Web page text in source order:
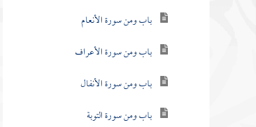
باب ومن سورة الأنعام
باب ومن سورة الأعراف
باب ومن سورة الأنفال
باب ومن سورة التوبة